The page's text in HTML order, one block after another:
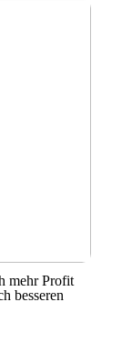
mehr Profit
besseren